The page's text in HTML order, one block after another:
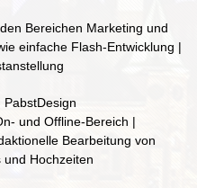
Bereichen Marketing und
einfache Flash-Entwicklung |
PabstDesign
und Offline-Bereich |
Bearbeitung von
Hochzeiten